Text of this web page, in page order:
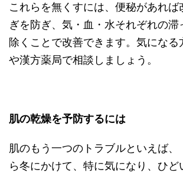
これらを無くすには、便秘があれば
ぎを防ぎ、気・血・水それぞれの滞
除くことで改善できます。気になる
や漢方薬局で相談しましょう。
肌の乾燥を予防するには
肌のもう一つのトラブルといえば、
ら冬にかけて、特に気になり、ひ